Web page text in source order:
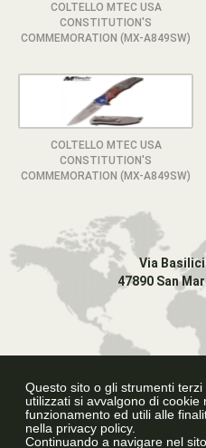
Questo sito o gli strumenti
utilizzati si avvalgono di cookie
funzionamento ed utili alle
nella privacy policy.
Continuando a navigare nel
COLTELLO MTEC USA
CONSTITUTION'S
COMMEMORATION (MX-A849SW)
COLTELLO MTEC USA
CONSTITUTION'S
COMMEMORATION (MX-A849SW)
Via
47890 San